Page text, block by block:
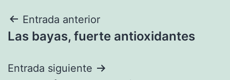
Navegación
de
entradas
Entrada anterior
Las bayas, fuerte antioxidantes
Entrada siguiente